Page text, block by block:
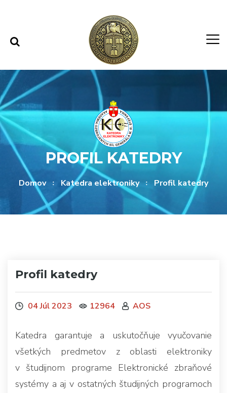
PROFIL KATEDRY
Domov Katedra elektroniky Profil katedry
Profil katedry
04 Júl 2023 12964 AOS
Katedra garantuje a uskutočňuje vyučovanie
všetkých predmetov z oblasti elektroniky
v študijnom programe Elektronické zbraňové
systémy a aj v ostatných študijných programoch